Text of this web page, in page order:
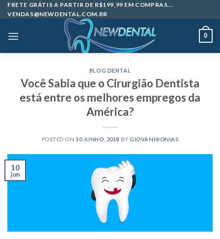
Skip
to
FRETE GRÁTIS A PARTIR DE R$199,99 EM COMPRAS...
VENDAS@NEWDENTAL.COM.BR
0
BLOG DENTAL
Você Sabia que o Cirurgião Dentista
está entre os melhores empregos da
América?
POSTED ON 10 JUNHO, 2018 BY GIOVANNIONIAS
10
jun